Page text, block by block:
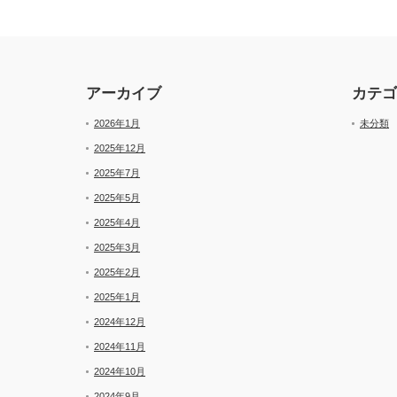
アーカイブ
2026年1月
2025年12月
2025年7月
2025年5月
2025年4月
2025年3月
2025年2月
2025年1月
2024年12月
2024年11月
2024年10月
カテ
未分類